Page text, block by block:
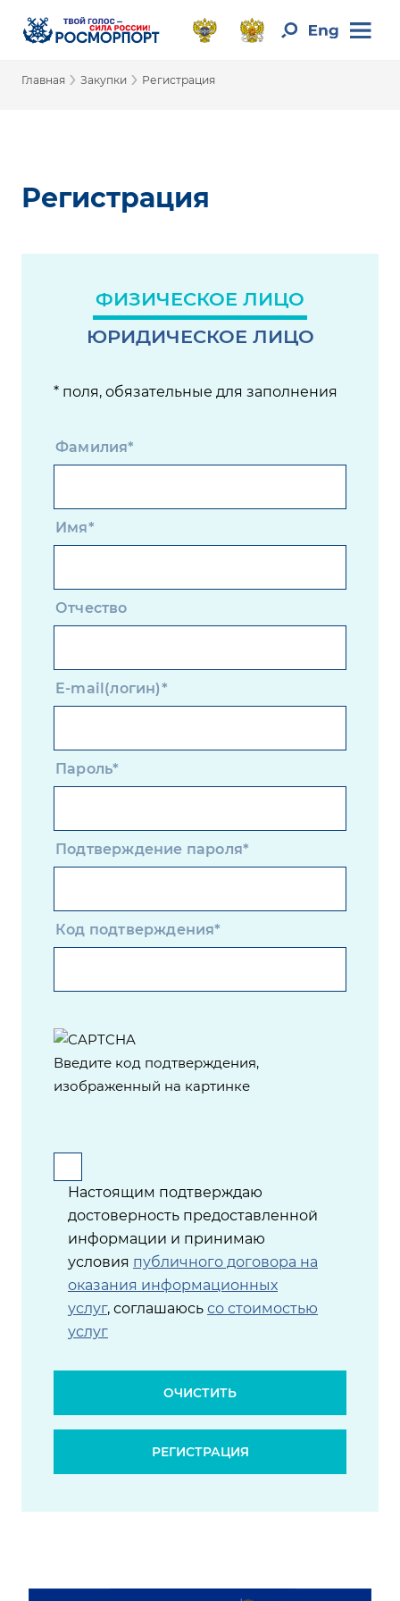
Главная › Закупки › Регистрация
Регистрация
ФИЗИЧЕСКОЕ ЛИЦО
ЮРИДИЧЕСКОЕ ЛИЦО
* поля, обязательные для заполнения
Фамилия*
Имя*
Отчество
E-mail(логин)*
Пароль*
Подтверждение пароля*
Код подтверждения*
Введите код подтверждения,
изображенный на картинке
Настоящим подтверждаю
достоверность предоставленной
информации и принимаю
условия публичного договора на
оказания информационных
услуг, соглашаюсь со стоимостью
услуг
ОЧИСТИТЬ
РЕГИСТРАЦИЯ